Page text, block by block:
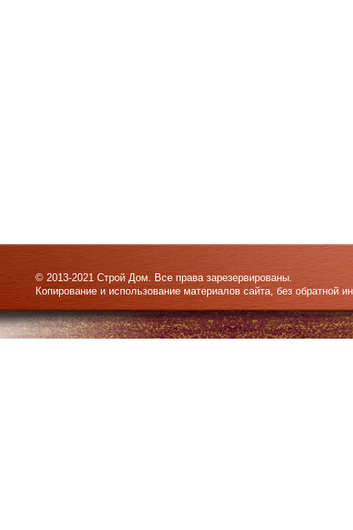
© 2013-2021 Строй Дом. Все права зарезервированы.
Копирование и использование материалов сайта, без обратной